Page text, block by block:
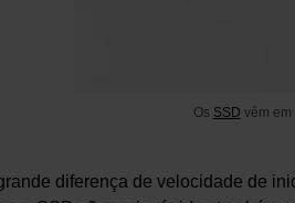
Os SSD vêm em
diferença de velocidade de